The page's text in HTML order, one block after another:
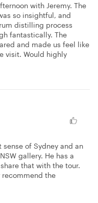
with Jeremy. The
so insightful, and
distilling process
fantastically. The
and made us feel like
visit. Would highly
of Sydney and an
gallery. He has a
that with the tour.
the